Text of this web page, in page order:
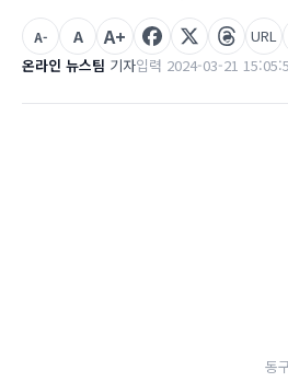
온라인 뉴스팀 기자입력 2024-03-21
A- A A+ URL
동